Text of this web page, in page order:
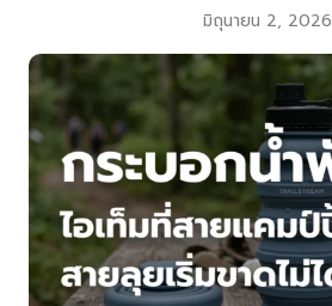
มิถุนายน 2, 2026